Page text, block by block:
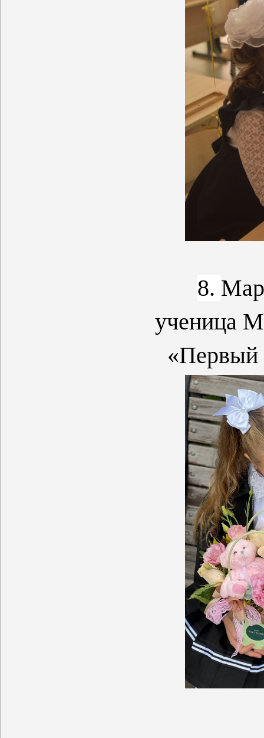
8.
ученица
«Первый